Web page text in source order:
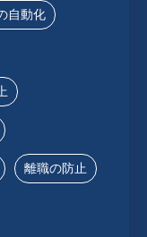
自動化
離職の防止